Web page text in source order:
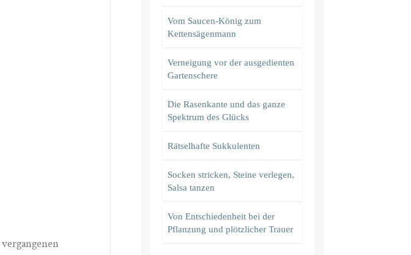
Vom Saucen-König zum
Kettensägenmann
Verneigung vor der ausgedienten
Gartenschere
Die Rasenkante und das ganze
Spektrum des Glücks
Rätselhafte Sukkulenten
Socken stricken, Steine verlegen,
Salsa tanzen
Von Entschiedenheit bei der
Pflanzung und plötzlicher Trauer